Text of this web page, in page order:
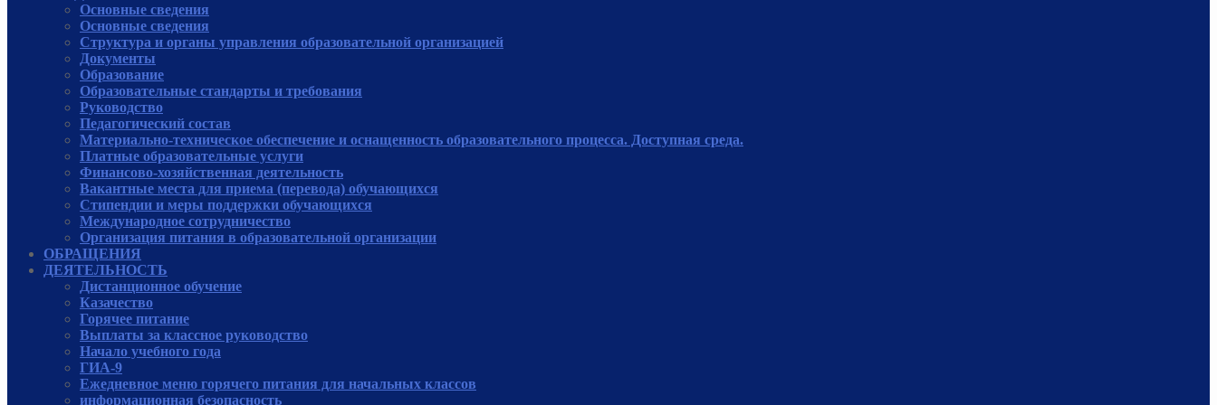
Основные сведения
Основные сведения
Структура и органы управления образовательной организацией
Документы
Образование
Образовательные стандарты и требования
Руководcтво
Педагогический состав
Материально-техническое обеспечение и оснащенность образовательного процесса. Доступная среда.
Платные образовательные услуги
Финансово-хозяйственная деятельность
Вакантные места для приема (перевода) обучающихся
Стипендии и меры поддержки обучающихся
Международное сотрудничество
Организация питания в образовательной организации
ОБРАЩЕНИЯ
ДЕЯТЕЛЬНОСТЬ
Дистанционное обучение
Казачество
Горячее питание
Выплаты за классное руководство
Начало учебного года
ГИА-9
Ежедневное меню горячего питания для начальных классов
информационная безопасность